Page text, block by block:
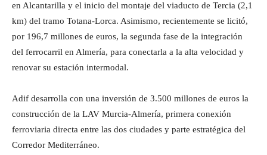
en Alcantarilla y el inicio del montaje del viaducto de Tercia (2,1
km) del tramo Totana-Lorca. Asimismo, recientemente se licitó,
por 196,7 millones de euros, la segunda fase de la integración
del ferrocarril en Almería, para conectarla a la alta velocidad y
renovar su estación intermodal.
Adif desarrolla con una inversión de 3.500 millones de euros la
construcción de la LAV Murcia-Almería, primera conexión
ferroviaria directa entre las dos ciudades y parte estratégica del
Corredor Mediterráneo.